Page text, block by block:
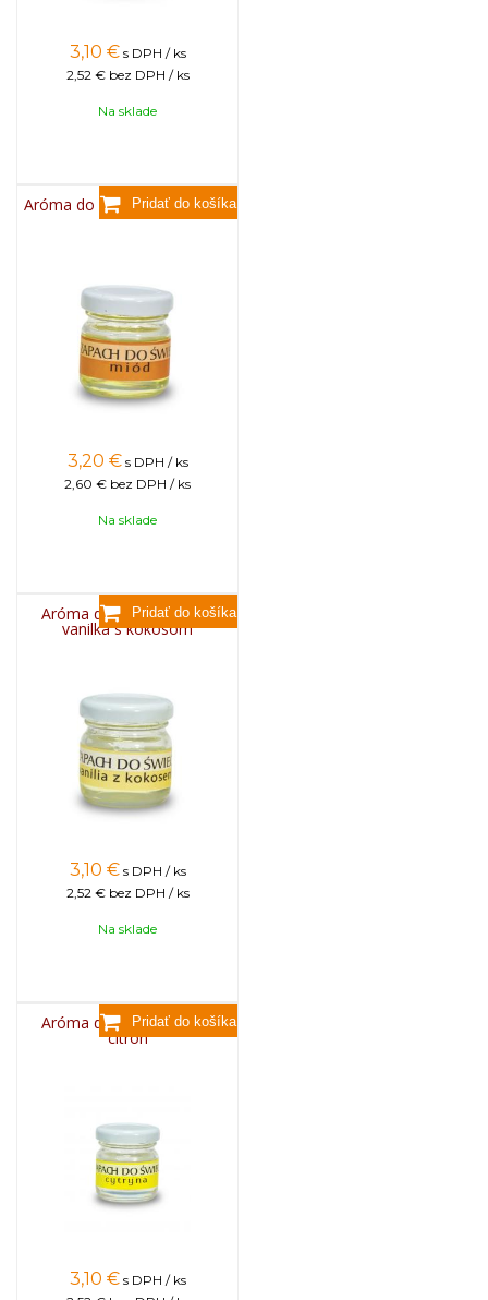
3,10 € s DPH / ks
2,52 € bez DPH / ks
Na sklade
Aróma do sviečok, 25g - med
3,20 € s DPH / ks
2,60 € bez DPH / ks
Na sklade
Aróma do sviečok, 25g -
vanilka s kokosom
3,10 € s DPH / ks
2,52 € bez DPH / ks
Na sklade
Aróma do sviečok, 25g -
citrón
3,10 € s DPH / ks